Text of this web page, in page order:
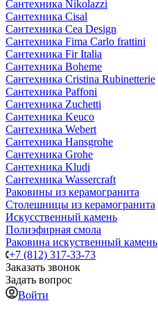
Сантехника Nikolazzi
Сантехника Cisal
Сантехника Cea Design
Сантехника Fima Carlo frattini
Сантехника Fir Italia
Сантехника Boheme
Сантехника Cristina Rubinetterie
Сантехника Paffoni
Сантехника Zuchetti
Сантехника Keuco
Сантехника Webert
Сантехника Hansgrohe
Сантехника Grohe
Сантехника Kludi
Сантехника Wassercraft
Раковины из керамогранита
Столешницы из керамогранита
Искусственный камень
Полиэфирная смола
Раковина искуственный камень
+7 (812) 317-33-73
Заказать звонок
Задать вопрос
Войти